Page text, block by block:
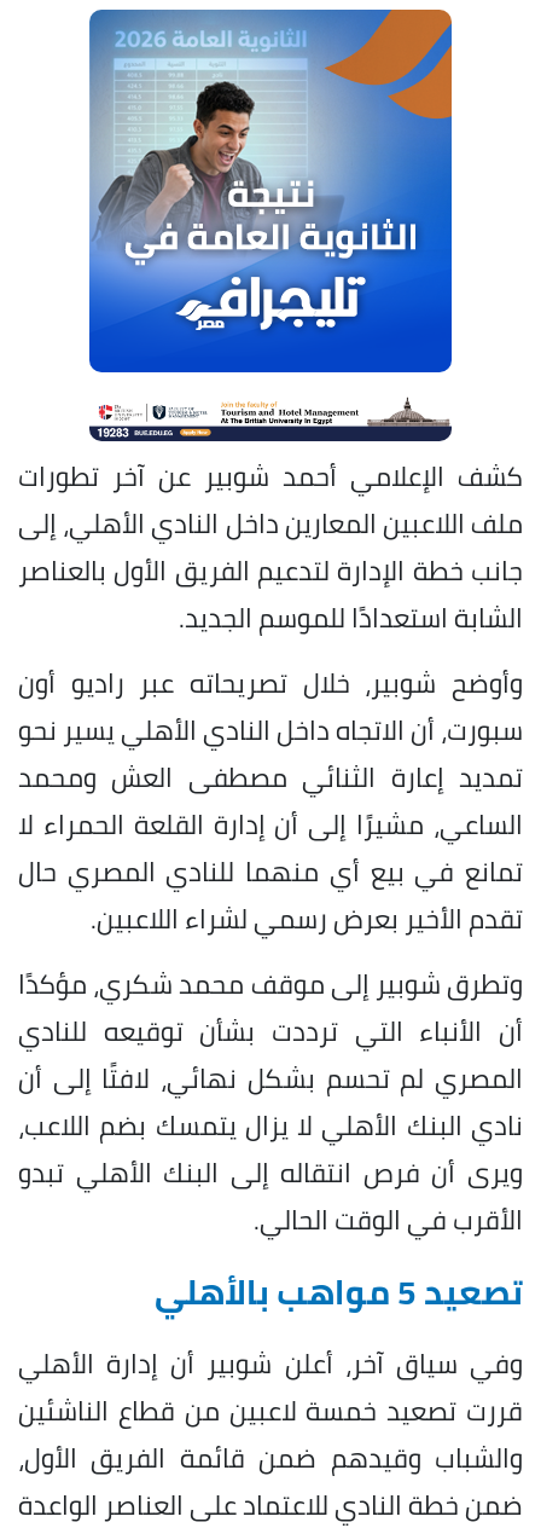
كشف الإعلامي أحمد شوبير عن آخر تطورات
ملف اللاعبين المعارين داخل النادي الأهلي، إلى
جانب خطة الإدارة لتدعيم الفريق الأول بالعناصر
الشابة استعدادًا للموسم الجديد.
وأوضح شوبير، خلال تصريحاته عبر راديو أون
سبورت، أن الاتجاه داخل النادي الأهلي يسير نحو
تمديد إعارة الثنائي مصطفى العش ومحمد
الساعي، مشيرًا إلى أن إدارة القلعة الحمراء لا
تمانع في بيع أي منهما للنادي المصري حال
تقدم الأخير بعرض رسمي لشراء اللاعبين.
وتطرق شوبير إلى موقف محمد شكري، مؤكدًا
أن الأنباء التي ترددت بشأن توقيعه للنادي
المصري لم تحسم بشكل نهائي، لافتًا إلى أن
نادي البنك الأهلي لا يزال يتمسك بضم اللاعب،
ويرى أن فرص انتقاله إلى البنك الأهلي تبدو
الأقرب في الوقت الحالي.
تصعيد 5 مواهب بالأهلي
وفي سياق آخر، أعلن شوبير أن إدارة الأهلي
قررت تصعيد خمسة لاعبين من قطاع الناشئين
والشباب وقيدهم ضمن قائمة الفريق الأول،
ضمن خطة النادي للاعتماد على العناصر الواعدة